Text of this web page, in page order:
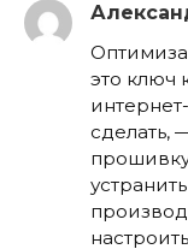
это ключ
сделать,